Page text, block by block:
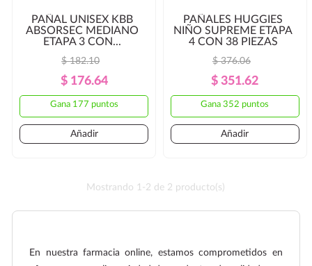
PAÑAL UNISEX KBB
ABSORSEC MEDIANO
ETAPA 3 CON...
Precio
Regular
$ 182.10
Precio
$ 176.64
Gana 177 puntos
Añadir
PAÑALES HUGGIES
NIÑO SUPREME ETAPA
4 CON 38 PIEZAS
Precio
Regular
$ 376.06
Precio
$ 351.62
Gana 352 puntos
Añadir
Mostrando 1-2 de 2 producto(s)
En nuestra farmacia online, estamos comprometidos en